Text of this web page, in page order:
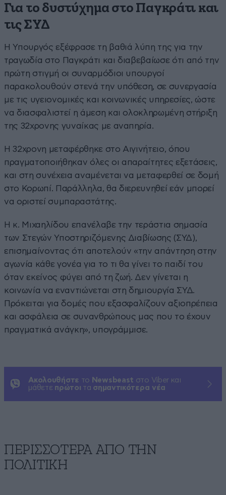
Για το δυστύχημα στο Παγκράτι και
τις ΣΥΔ
Η Υπουργός εξέφρασε τη βαθιά λύπη της για την
τραγωδία στο Παγκράτι και διαβεβαίωσε ότι από την
πρώτη στιγμή οι συναρμόδιοι υπουργοί
παρακολουθούν στενά την υπόθεση, σε συνεργασία
με τις υγειονομικές και κοινωνικές υπηρεσίες, ώστε
να διασφαλιστεί η άμεση και ολοκληρωμένη στήριξη
της 32χρονης γυναίκας με αναπηρία.
Η 32χρονη μεταφέρθηκε στο Αιγινήτειο, όπου
πραγματοποιήθηκαν όλες οι απαραίτητες εξετάσεις,
και στη συνέχεια αναμένεται να μεταφερθεί σε δομή
στο Κορωπί. Παράλληλα, θα διερευνηθεί εάν μπορεί
να οριστεί συμπαραστάτης.
Η κ. Μιχαηλίδου επανέλαβε την τεράστια σημασία
των Στεγών Υποστηριζόμενης Διαβίωσης (ΣΥΔ),
επισημαίνοντας ότι αποτελούν «την απάντηση στην
αγωνία κάθε γονέα για το τι θα γίνει το παιδί του
όταν εκείνος φύγει από τη ζωή. Δεν γίνεται η
κοινωνία να εναντιώνεται στη δημιουργία ΣΥΔ.
Πρόκειται για δομές που εξασφαλίζουν αξιοπρέπεια
και ασφάλεια σε συνανθρώπους μας που το έχουν
πραγματικά ανάγκη», υπογράμμισε.
Ακολουθήστε το Newsbeast στο Viber και
μάθετε πρώτοι τα σημαντικότερα νέα
ΠΕΡΙΣΣΟΤΕΡΑ ΑΠΟ ΤΗΝ
ΠΟΛΙΤΙΚΗ